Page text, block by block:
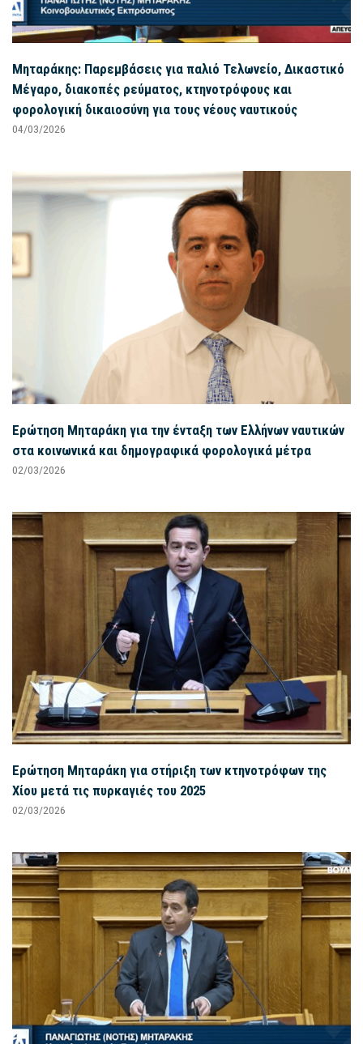
Μηταράκης: Παρεμβάσεις για παλιό Τελωνείο, Δικαστικό
Μέγαρο, διακοπές ρεύματος, κτηνοτρόφους και
φορολογική δικαιοσύνη για τους νέους ναυτικούς
04/03/2026
Ερώτηση Μηταράκη για την ένταξη των Ελλήνων ναυτικών
στα κοινωνικά και δημογραφικά φορολογικά μέτρα
02/03/2026
Ερώτηση Μηταράκη για στήριξη των κτηνοτρόφων της
Χίου μετά τις πυρκαγιές του 2025
02/03/2026